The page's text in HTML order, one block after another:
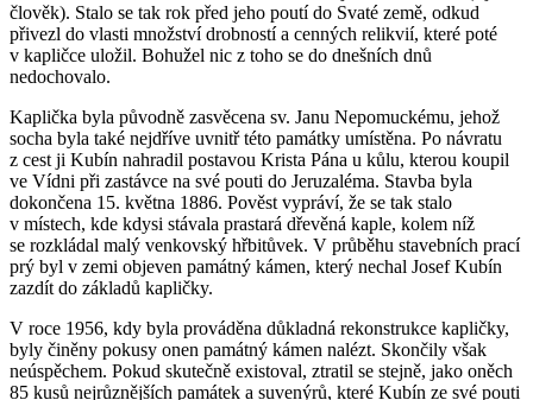
člověk). Stalo se tak rok před jeho poutí do Svaté země, odkud
přivezl do vlasti množství drobností a cenných relikvií, které poté
v kapličce uložil. Bohužel nic z toho se do dnešních dnů
nedochovalo.
Kaplička byla původně zasvěcena sv. Janu Nepomuckému, jehož
socha byla také nejdříve uvnitř této památky umístěna. Po návratu
z cest ji Kubín nahradil postavou Krista Pána u kůlu, kterou koupil
ve Vídni při zastávce na své pouti do Jeruzaléma. Stavba byla
dokončena 15. května 1886. Pověst vypráví, že se tak stalo
v místech, kde kdysi stávala prastará dřevěná kaple, kolem níž
se rozkládal malý venkovský hřbitůvek. V průběhu stavebních prací
prý byl v zemi objeven památný kámen, který nechal Josef Kubín
zazdít do základů kapličky.
V roce 1956, kdy byla prováděna důkladná rekonstrukce kapličky,
byly činěny pokusy onen památný kámen nalézt. Skončily však
neúspěchem. Pokud skutečně existoval, ztratil se stejně, jako oněch
85 kusů nejrůznějších památek a suvenýrů, které Kubín ze své pouti